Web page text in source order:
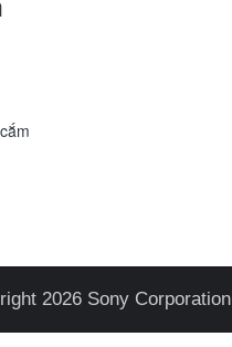
2026 Sony Corporation